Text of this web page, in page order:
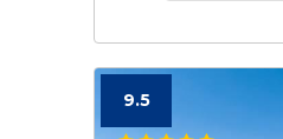
9.5